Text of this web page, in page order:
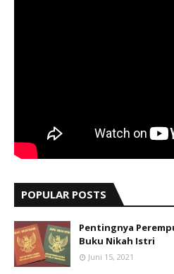
POPULAR POSTS
Pentingnya
Buku Nikah Istri
Juni 15, 2021